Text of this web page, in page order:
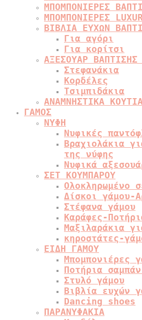
ΜΠΟΜΠΟΝΙΕΡΕΣ
ΜΠΟΜΠΟΝΙΕΡΕΣ
ΒΙΒΛΙΑ ΕΥΧΩΝ
Για αγόρι
Για κορίτσι
ΑΞΕΣΟΥΑΡ
Στεφανάκια
Κορδέλες
Τσιμπιδάκια
ΑΝΑΜΝΗΣΤΙΚΑ
ΓΑΜΟΣ
ΝΥΦΗ
Νυφικές
Βραχιολάκια
της νύφης
Νυφικά
ΣΕΤ ΚΟΥΜΠΑΡΟΥ
Ολοκληρωμένο
Δίσκοι γάμου-
Στέφανα γάμου
Καράφες-
Μαξιλαράκια
κηροστάτες-
ΕΙΔΗ ΓΑΜΟΥ
Μπομπονιέρες
Ποτήρια
Στυλό γάμου
Βιβλία ευχών
Dancing shoes
ΠΑΡΑΝΥΦΑΚΙΑ